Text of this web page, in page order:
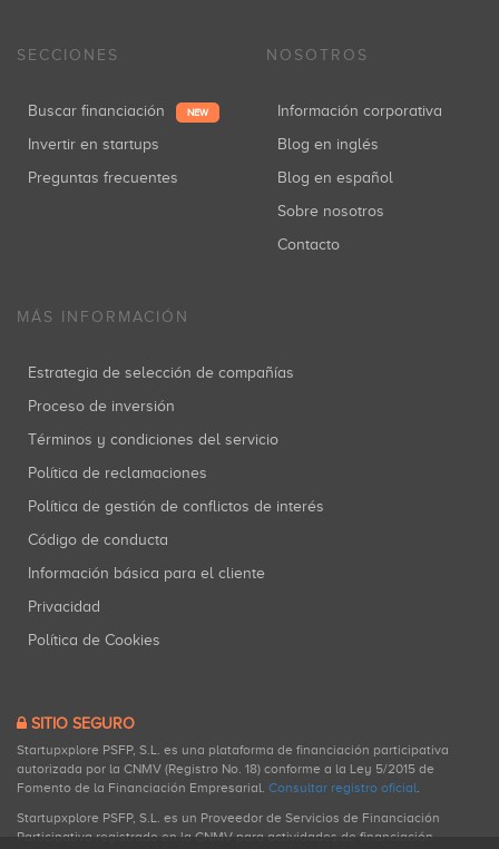
SECCIONES
Buscar financiación NEW
Invertir en startups
Preguntas frecuentes
NOSOTROS
Información corporativa
Blog en inglés
Blog en español
Sobre nosotros
Contacto
MÁS INFORMACIÓN
Estrategia de selección de compañías
Proceso de inversión
Términos y condiciones del servicio
Política de reclamaciones
Política de gestión de conflictos de interés
Código de conducta
Información básica para el cliente
Privacidad
Política de Cookies
SITIO SEGURO
Startupxplore PSFP, S.L. es una plataforma de financiación participativa
autorizada por la CNMV (Registro No. 18) conforme a la Ley 5/2015 de
Fomento de la Financiación Empresarial. Consultar registro oficial.
Startupxplore PSFP, S.L. es un Proveedor de Servicios de Financiación
Participativa registrado en la CNMV para actividades de financiación